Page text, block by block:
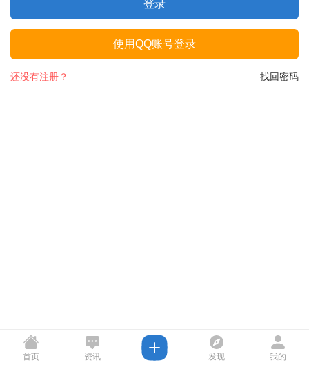
登录
使用QQ账号登录
找回密码
还没有注册？
首页 资讯 发现 我的